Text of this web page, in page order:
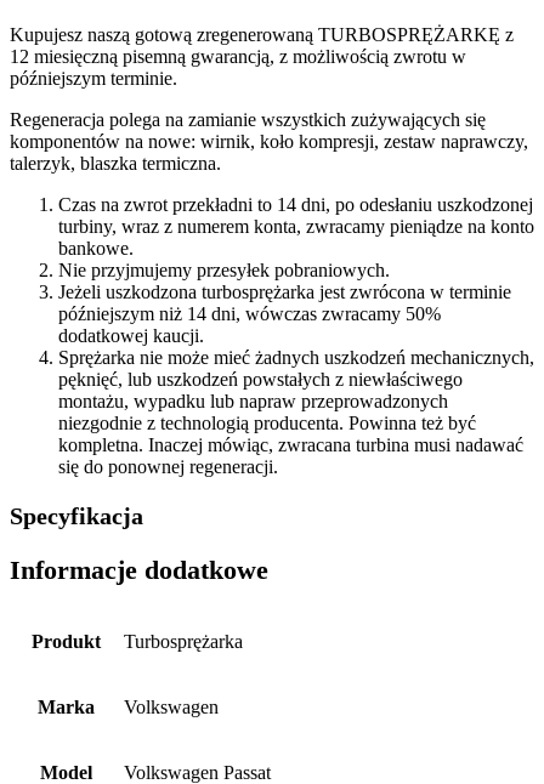
Kupujesz naszą gotową zregenerowaną TURBOSPRĘŻARKĘ z
12 miesięczną pisemną gwarancją, z możliwością zwrotu w
późniejszym terminie.
Regeneracja polega na zamianie wszystkich zużywających się
komponentów na nowe: wirnik, koło kompresji, zestaw naprawczy,
talerzyk, blaszka termiczna.
Czas na zwrot przekładni to 14 dni, po odesłaniu uszkodzonej
turbiny, wraz z numerem konta, zwracamy pieniądze na konto
bankowe.
Nie przyjmujemy przesyłek pobraniowych.
Jeżeli uszkodzona turbosprężarka jest zwrócona w terminie
późniejszym niż 14 dni, wówczas zwracamy 50%
dodatkowej kaucji.
Sprężarka nie może mieć żadnych uszkodzeń mechanicznych,
pęknięć, lub uszkodzeń powstałych z niewłaściwego
montażu, wypadku lub napraw przeprowadzonych
niezgodnie z technologią producenta. Powinna też być
kompletna. Inaczej mówiąc, zwracana turbina musi nadawać
się do ponownej regeneracji.
Specyfikacja
Informacje dodatkowe
Produkt Turbosprężarka
Marka Volkswagen
Model Volkswagen Passat